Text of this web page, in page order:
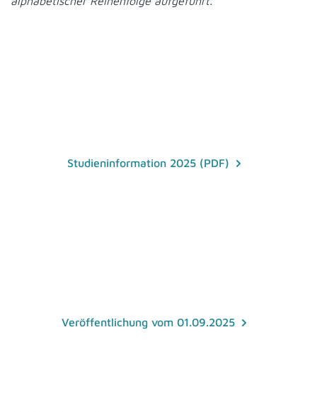
Studieninformation 2025 (PDF)
Veröffentlichung vom 01.09.2025